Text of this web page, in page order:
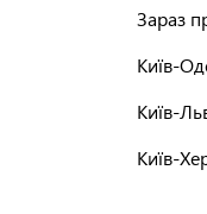
Зараз
Київ-
Київ-
Київ-